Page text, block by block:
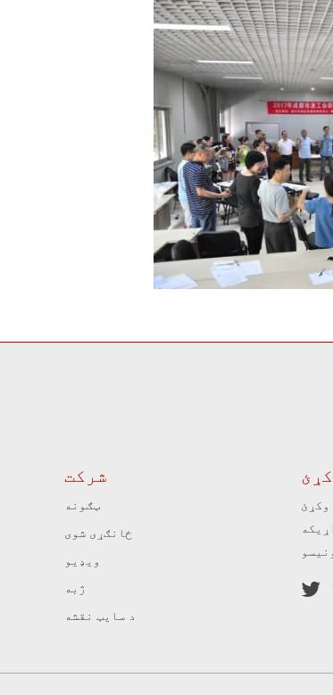
شرکت
ټګونه
ځانګړی شوی
ویډیو
ژبه
د سایټ نقشه
وکړئ
کې اړیکه
